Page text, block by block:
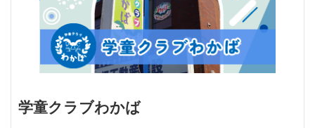
学童クラブわかば